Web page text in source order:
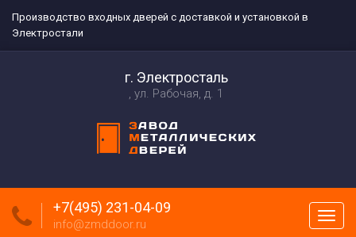
Производство входных дверей с доставкой и установкой в
Электростали
г. Электросталь
ул. Рабочая, д. 1
меню
+7(495) 231-04-09
info@zmddoor.ru